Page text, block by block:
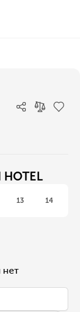
13 14
нет